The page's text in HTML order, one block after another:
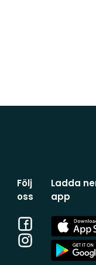
Följ
oss
Facebook
Instagram
Ladda
app
App
Store
App
Store